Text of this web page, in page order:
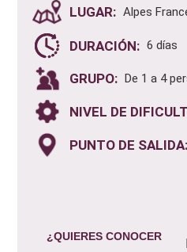
LUGAR: Alpes
DURACIÓN: 6 días
GRUPO: De 1 a 4
NIVEL DE
PUNTO DE SALIDA:
¿QUIERES CONOCER